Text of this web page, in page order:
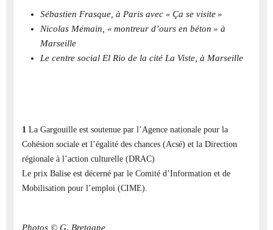
Sébastien Frasque, à Paris avec « Ça se visite »
Nicolas Mémain, « montreur d’ours en béton » à
Marseille
Le centre social El Rio de la cité La Viste, à Marseille
1La Gargouille est soutenue par l’Agence nationale pour la
Cohésion sociale et l’égalité des chances (Acsé) et la Direction
régionale à l’action culturelle (DRAC)
Le prix Balise est décerné par le Comité d’Information et de
Mobilisation pour l’emploi (CIME).
Photos © G. Bretagne